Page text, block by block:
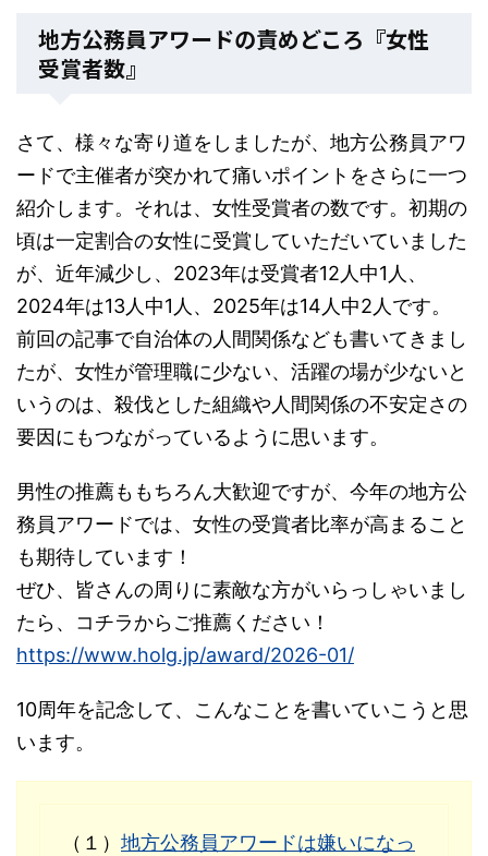
地方公務員アワードの責めどころ『女性
受賞者数』
さて、様々な寄り道をしましたが、地方公務員アワ
ードで主催者が突かれて痛いポイントをさらに一つ
紹介します。それは、女性受賞者の数です。初期の
頃は一定割合の女性に受賞していただいていました
が、近年減少し、2023年は受賞者12人中1人、
2024年は13人中1人、2025年は14人中2人です。
前回の記事で自治体の人間関係なども書いてきまし
たが、女性が管理職に少ない、活躍の場が少ないと
いうのは、殺伐とした組織や人間関係の不安定さの
要因にもつながっているように思います。
男性の推薦ももちろん大歓迎ですが、今年の地方公
務員アワードでは、女性の受賞者比率が高まること
も期待しています！
ぜひ、皆さんの周りに素敵な方がいらっしゃいまし
たら、コチラからご推薦ください！
https://www.holg.jp/award/2026-01/
10周年を記念して、こんなことを書いていこうと思
います。
（１） 地方公務員アワードは嫌いになっ